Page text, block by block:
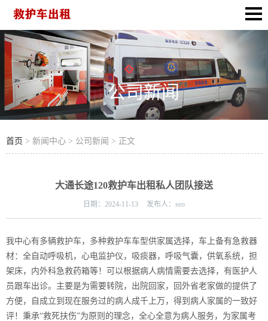
公司新闻
首页 > 新闻中心 > 公司新闻 > 正文
大通长途120救护车出租私人团队接送
日期： 2024-11-13 发布人： seo
我中心有多辆救护车，多种救护车车型供家属选择，车上备有急救器
材：全自动呼吸机，心电监护仪，吸痰器，呼吸气囊，供氧系统，担
架床，内外科急救药箱等！可以根据病人病情需要去选择，有医护人
员跟车出诊。主要是为需要转院，出院回家，回外省老家做的提供了
方便，自成立到现在服务过的病人成千上万，得到病人家属的一致好
评！秉承“救死扶伤”为原则的理念，全心全意为病人服务，为家属考